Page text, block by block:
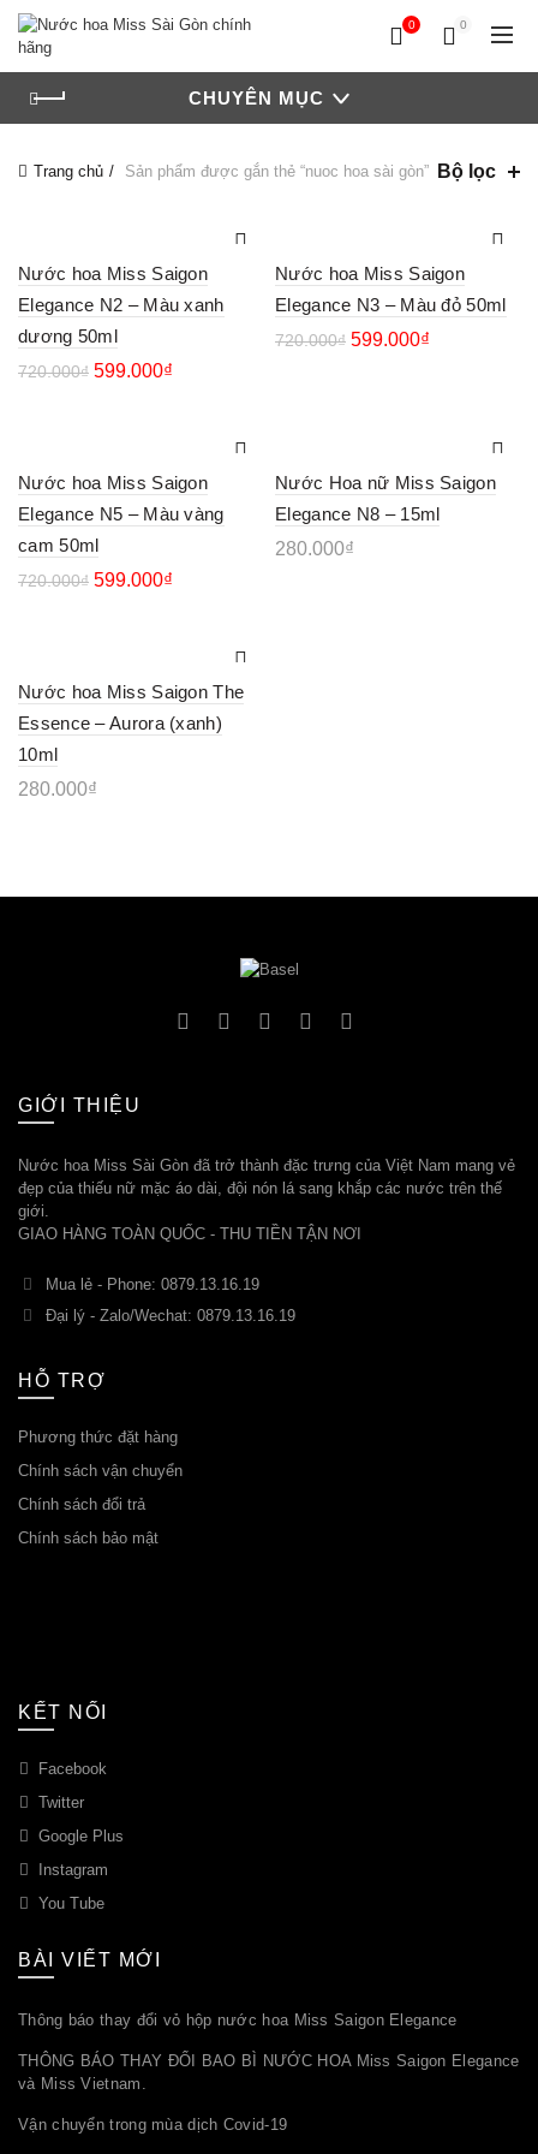
0 0
CHUYÊN MỤC
Trang chủ Sản phẩm được gắn thẻ “nuoc hoa sài gòn” Bộ lọc
Nước hoa Miss Saigon
Elegance N2 – Màu xanh
dương 50ml
720.000₫ 599.000₫
Nước hoa Miss Saigon
Elegance N3 – Màu đỏ 50ml
720.000₫ 599.000₫
Nước hoa Miss Saigon
Elegance N5 – Màu vàng
cam 50ml
720.000₫ 599.000₫
Nước Hoa nữ Miss Saigon
Elegance N8 – 15ml
280.000₫
Nước hoa Miss Saigon The
Essence – Aurora (xanh)
10ml
280.000₫
GIỚI THIỆU
Nước hoa Miss Sài Gòn đã trở thành đặc trưng của Việt Nam mang vẻ
đẹp của thiếu nữ mặc áo dài, đội nón lá sang khắp các nước trên thế
giới.
GIAO HÀNG TOÀN QUỐC - THU TIỀN TẬN NƠI
Mua lẻ - Phone: 0879.13.16.19
Đại lý - Zalo/Wechat: 0879.13.16.19
HỖ TRỢ
Phương thức đặt hàng
Chính sách vận chuyển
Chính sách đổi trả
Chính sách bảo mật
KẾT NỐI
Facebook
Twitter
Google Plus
Instagram
You Tube
BÀI VIẾT MỚI
Thông báo thay đổi vỏ hộp nước hoa Miss Saigon Elegance
THÔNG BÁO THAY ĐỔI BAO BÌ NƯỚC HOA Miss Saigon Elegance
và Miss Vietnam.
Vận chuyển trong mùa dịch Covid-19